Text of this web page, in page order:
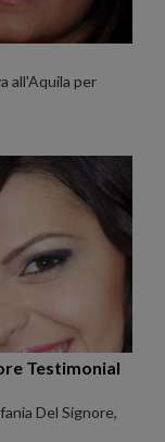
all'Aquila per
Testimonial
Del Signore,